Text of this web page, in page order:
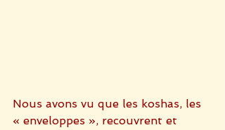
Nous avons vu que les koshas, les
« enveloppes », recouvrent et